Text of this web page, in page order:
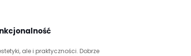
ale i praktyczności. Dobrze